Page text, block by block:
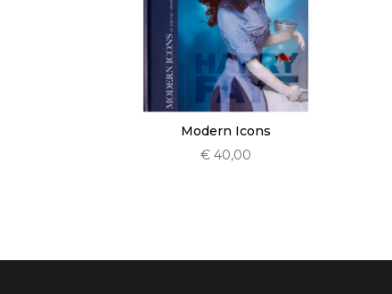
Modern Icons
€40,00